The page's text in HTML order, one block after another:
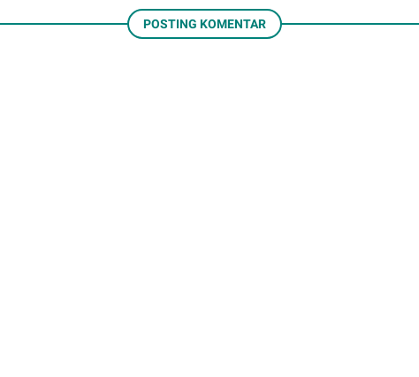
POSTING KOMENTAR